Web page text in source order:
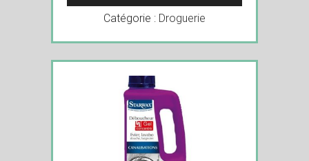
Catégorie : Droguerie